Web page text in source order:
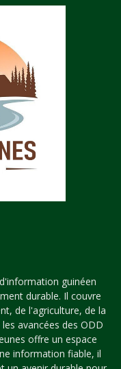
guinéen
durable. Il couvre
de l'agriculture, de la
avancées des ODD
offre un espace
information fiable, il